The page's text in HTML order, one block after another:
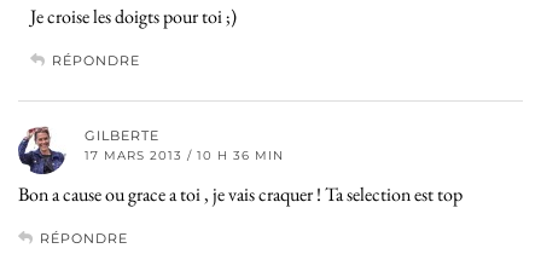
Je croise les doigts pour toi ;)
RÉPONDRE
GILBERTE
17 MARS 2013 / 10 H 36 MIN
Bon a cause ou grace a toi , je vais craquer ! Ta selection est top
RÉPONDRE